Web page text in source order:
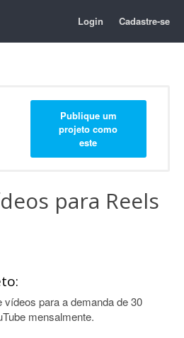
Login Cadastre-se
Publique um
projeto como
este
para Reels
para a demanda de 30
mensalmente.